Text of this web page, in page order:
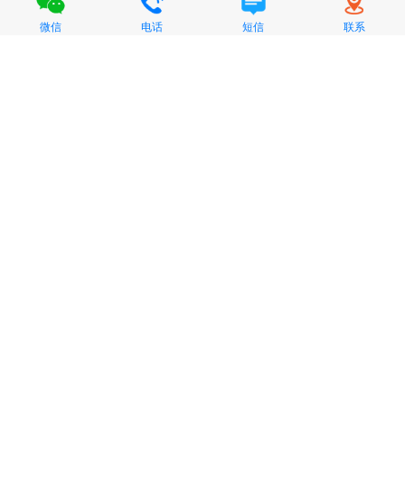
微信 电话 短信 联系